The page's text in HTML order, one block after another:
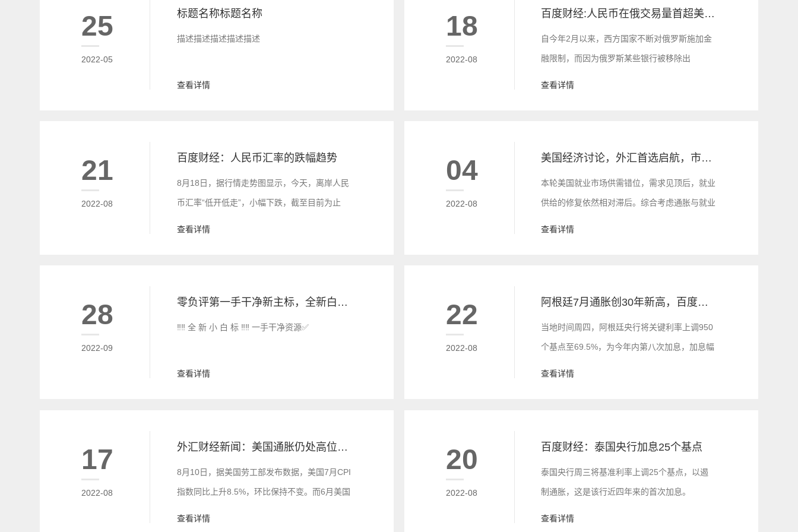
25
2022-05
标题名称标题名称
描述描述描述描述描述
查看详情
18
2022-08
百度财经:人民币在俄交易量首超美元！
自今年2月以来，西方国家不断对俄罗斯施加金
融限制，而因为俄罗斯某些银行被移除出
查看详情
21
2022-08
百度财经：人民币汇率的跌幅趋势
8月18日，据行情走势图显示，今天，离岸人民
币汇率“低开低走”，小幅下跌，截至目前为止
查看详情
04
2022-08
美国经济讨论，外汇首选启航，市场全新小白标
本轮美国就业市场供需错位，需求见顶后，就业
供给的修复依然相对滞后。综合考虑通胀与就业
查看详情
28
2022-09
零负评第一手干净新主标，全新白标 快速搭建， 优惠中快来联系
‼️‼️ 全 新 小 白 标 ‼️‼️ 一手干净资源✅
查看详情
22
2022-08
阿根廷7月通胀创30年新高，百度财经新讯
当地时间周四，阿根廷央行将关键利率上调950
个基点至69.5%，为今年内第八次加息，加息幅
查看详情
17
2022-08
外汇财经新闻：美国通胀仍处高位：7月CPI同比涨8.5%
8月10日，据美国劳工部发布数据，美国7月CPI
指数同比上升8.5%，环比保持不变。而6月美国
查看详情
20
2022-08
百度财经：泰国央行加息25个基点
泰国央行周三将基准利率上调25个基点，以遏
制通胀，这是该行近四年来的首次加息。
查看详情